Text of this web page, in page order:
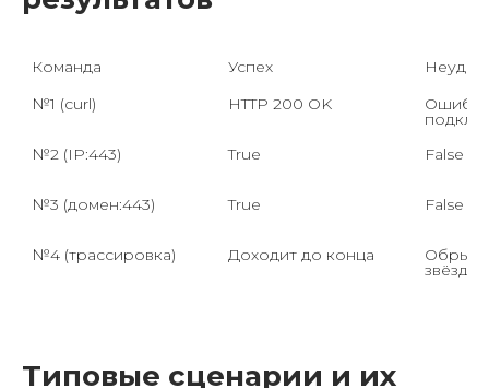
Команда Успех
Ошибка
Обрыв
Типовые сценарии и их